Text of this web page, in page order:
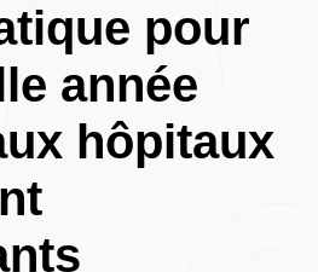
pour
année
hôpitaux